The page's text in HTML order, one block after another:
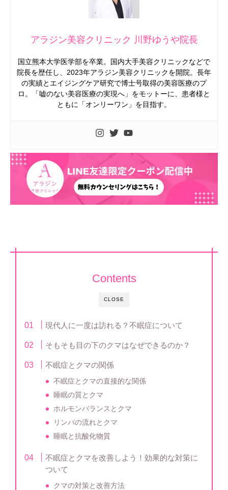
アラジン美容クリニック 川野ゆうや院長
国立熊本大学医学部を卒業。国内大手美容クリニックなどで
院長を歴任し、2023年アラジン美容クリニックを開院。長年
の実績とエイジングケア研究で博士号取得の美容医療のプ
ロ。「嘘のない美容医療の実現へ」をモットーに、患者様と
ともに「オンリーワン」を目指す。
CLOSE
Contents
現代人に一度は訪れる？不眠症について
そもそも目の下のクマはなぜできるのか？
不眠症とクマの関係
不眠症とクマの直接的な関係
睡眠の質とクマ
ホルモンバランスとクマ
リンパの流れとクマ
睡眠と抗酸化物質
不眠症とクマを改善しよう！効果的な対策に
ついて
クマの対策と改善方法